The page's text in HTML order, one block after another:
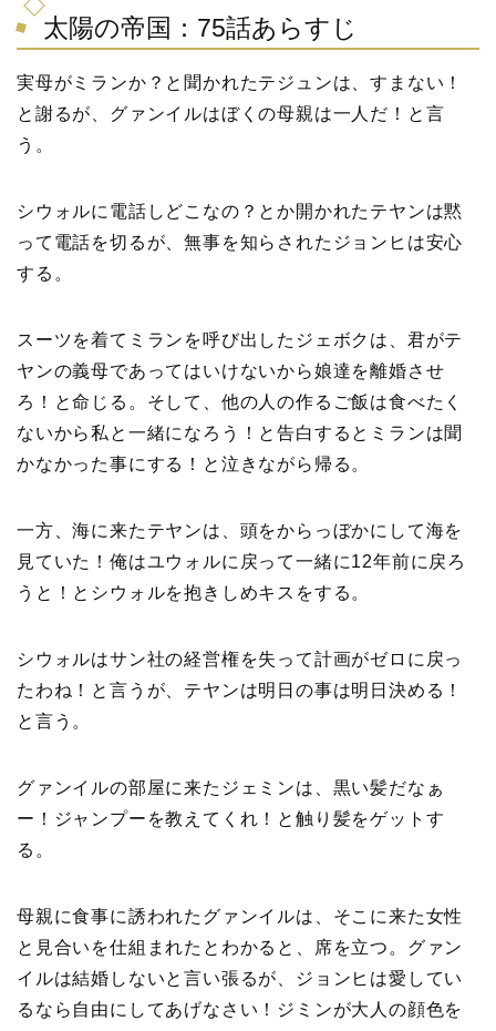
太陽の帝国：75話あらすじ
実母がミランか？と聞かれたテジュンは、すまない！
と謝るが、グァンイルはぼくの母親は一人だ！と言
う。
シウォルに電話しどこなの？とか開かれたテヤンは黙
って電話を切るが、無事を知らされたジョンヒは安心
する。
スーツを着てミランを呼び出したジェボクは、君がテ
ヤンの義母であってはいけないから娘達を離婚させ
ろ！と命じる。そして、他の人の作るご飯は食べたく
ないから私と一緒になろう！と告白するとミランは聞
かなかった事にする！と泣きながら帰る。
一方、海に来たテヤンは、頭をからっぼかにして海を
見ていた！俺はユウォルに戻って一緒に12年前に戻ろ
うと！とシウォルを抱きしめキスをする。
シウォルはサン社の経営権を失って計画がゼロに戻っ
たわね！と言うが、テヤンは明日の事は明日決める！
と言う。
グァンイルの部屋に来たジェミンは、黒い髪だなぁ
ー！ジャンプーを教えてくれ！と触り髪をゲットす
る。
母親に食事に誘われたグァンイルは、そこに来た女性
と見合いを仕組まれたとわかると、席を立つ。グァン
イルは結婚しないと言い張るが、ジョンヒは愛してい
るなら自由にしてあげなさい！ジミンが大人の顔色を